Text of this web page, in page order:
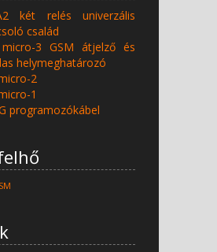
két relés univerzális
család
3 GSM átjelző és
helymeghatározó
2
1
programozókábel